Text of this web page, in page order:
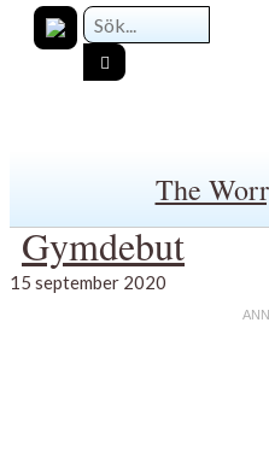
The
Gymdebut
15 september 2020